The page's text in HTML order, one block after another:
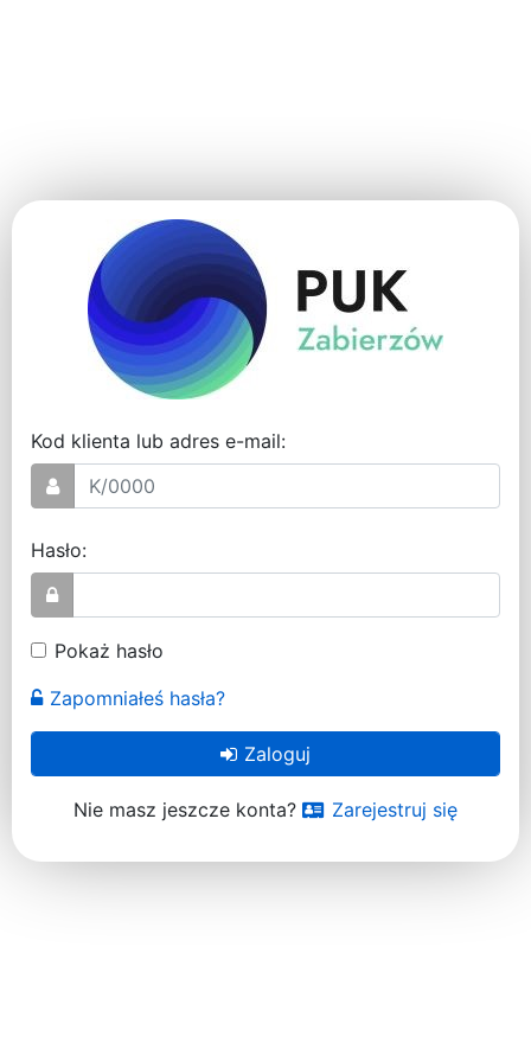
Kod klienta lub adres e-mail:
Hasło:
Pokaż hasło
Zapomniałeś hasła?
Zaloguj
Nie masz jeszcze konta? Zarejestruj się